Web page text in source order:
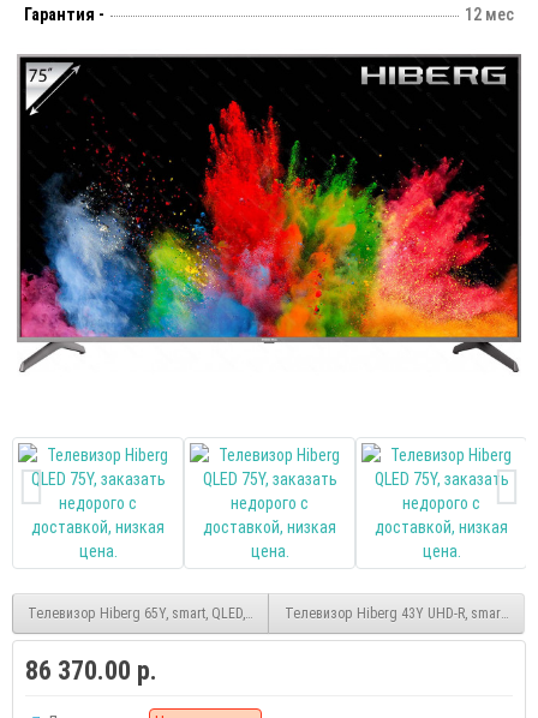
Гарантия -
12 мес
Телевизор Hiberg 65Y, smart, QLED, UHD, безрамочный, (Яндекс)
Телевизор Hiberg 43Y UHD-R, smart,
86 370.00 р.